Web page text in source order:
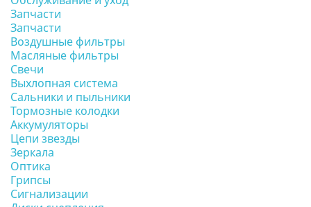
Запчасти
Запчасти
Воздушные фильтры
Масляные фильтры
Свечи
Выхлопная система
Сальники и пыльники
Тормозные колодки
Аккумуляторы
Цепи звезды
Зеркала
Оптика
Грипсы
Сигнализации